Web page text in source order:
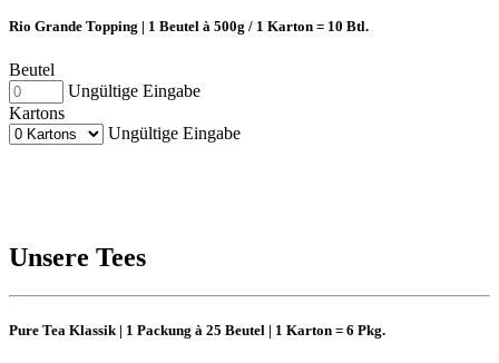
Rio Grande Topping | 1 Beutel à 500g / 1 Karton = 10 Btl.
Beutel
Ungültige Eingabe
Kartons
Ungültige Eingabe
Unsere Tees
Pure Tea Klassik | 1 Packung à 25 Beutel | 1 Karton = 6 Pkg.